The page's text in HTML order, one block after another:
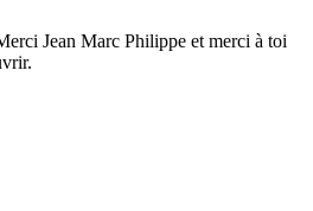
Jean Marc Philippe et merci à toi